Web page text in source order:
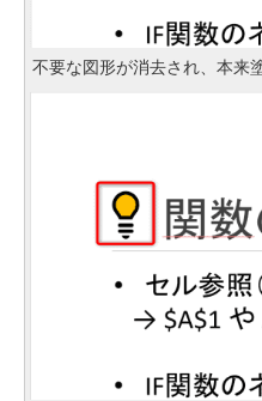
不要な図形が消去され、本来